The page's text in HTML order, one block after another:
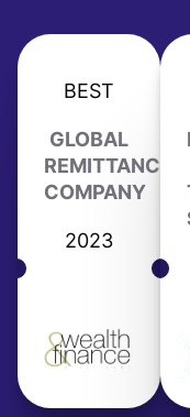
BEST
GLOBAL
REMITTANCE
COMPANY
2023